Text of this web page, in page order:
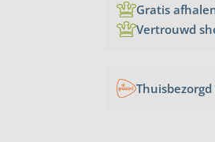
Gratis
Vertrouwd